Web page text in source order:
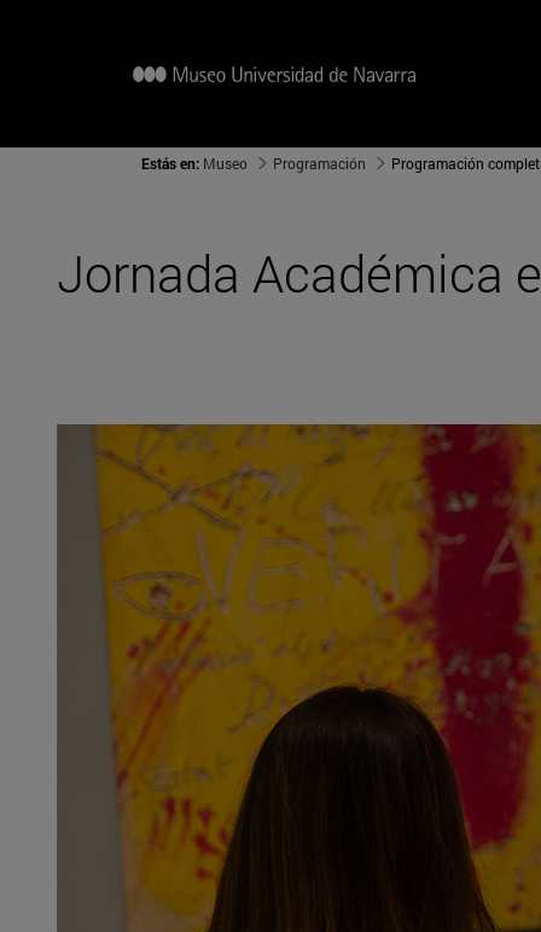
Estás en: Museo Programación Programación
Jornada Académica